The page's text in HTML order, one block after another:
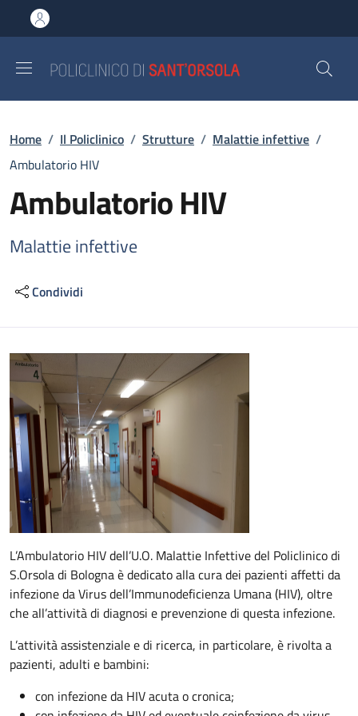
al contenuto principale
to footer content
Briciole di pane
Home / Il Policlinico / Strutture / Malattie infettive /
Ambulatorio HIV
Ambulatorio HIV
Malattie infettive
Condividi
Descrizione
L’Ambulatorio HIV dell’U.O. Malattie Infettive del Policlinico di
S.Orsola di Bologna è dedicato alla cura dei pazienti affetti da
infezione da Virus dell’Immunodeficienza Umana (HIV), oltre
che all’attività di diagnosi e prevenzione di questa infezione.
L’attività assistenziale e di ricerca, in particolare, è rivolta a
pazienti, adulti e bambini:
con infezione da HIV acuta o cronica;